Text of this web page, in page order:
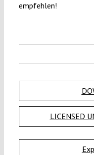
empfehlen!
LICENSED